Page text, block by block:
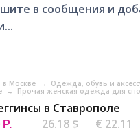
в сообщения и
Москве → Одежда, обувь и
→ Прочая женская одежда для
в Ставрополе
Р. 26.18 $
€ 22.11